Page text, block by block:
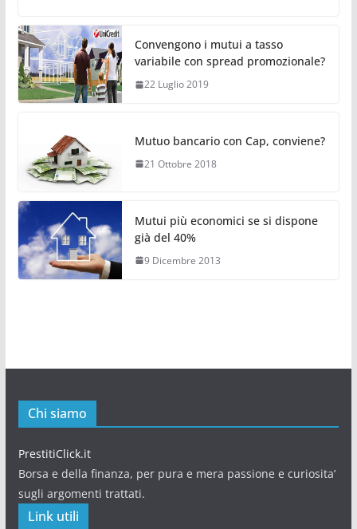
Convengono i mutui a tasso
variabile con spread promozionale?
22 Luglio 2019
Mutuo bancario con Cap, conviene?
21 Ottobre 2018
Mutui più economici se si dispone
già del 40%
9 Dicembre 2013
Chi siamo
PrestitiClick.it
Borsa e della finanza, per pura e mera passione e curiosita’
sugli argomenti trattati.
Link utili